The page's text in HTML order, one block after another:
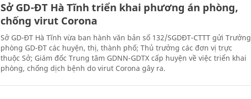
Sở GD-ĐT Hà Tĩnh triển khai phương án phòng,
chống virut Corona
Sở GD-ĐT Hà Tĩnh vừa ban hành văn bản số 132/SGDĐT-CTTT gửi Trưởng
phòng GD-ĐT các huyện, thị, thành phố; Thủ trưởng các đơn vị trực
thuộc Sở; Giám đốc Trung tâm GDNN-GDTX cấp huyện về việc triển khai
phòng, chống dịch bệnh do virut Corona gây ra.